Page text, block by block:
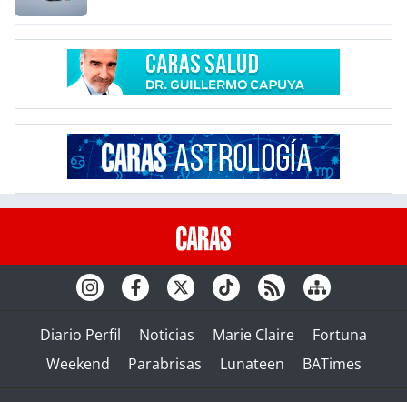
Diario Perfil Noticias Marie Claire
Fortuna
Weekend
Parabrisas Lunateen BATimes